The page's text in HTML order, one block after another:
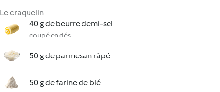
Le craquelin
40 g de beurre demi-sel
coupé en dés
50 g de parmesan râpé
50 g de farine de blé